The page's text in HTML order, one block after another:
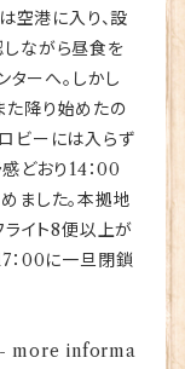
空港に入り、設
しながら昼食を
ターへ。しかし
た降り始めたの
ビーには入らず
どおり14：00
ました。本拠地
ライト8便以上が
：00に一旦閉鎖
- more informa